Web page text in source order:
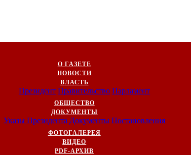
О ГАЗЕТЕ
НОВОСТИ
ВЛАСТЬ
Президент Правительство Парламент
ОБЩЕСТВО
ДОКУМЕНТЫ
Указы Президента Документы Постановления
ФОТОГАЛЕРЕЯ
ВИДЕО
PDF-АРХИВ